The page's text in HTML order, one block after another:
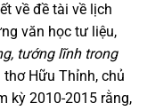
về đề tài về lịch
văn học tư liệu,
tướng lĩnh trong
Hữu Thỉnh, chủ
kỳ 2010-2015 rằng,